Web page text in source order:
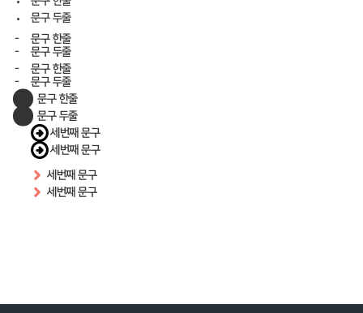
문구 두줄
문구 한줄
문구 두줄
문구 한줄
문구 두줄
문구 한줄
문구 두줄
세번째 문구
세번째 문구
세번째 문구
세번째 문구